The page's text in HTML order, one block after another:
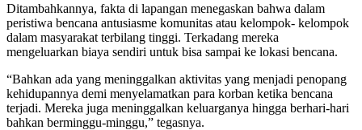
Ditambahkannya, fakta di lapangan menegaskan bahwa dalam
peristiwa bencana antusiasme komunitas atau kelompok- kelompok
dalam masyarakat terbilang tinggi. Terkadang mereka
mengeluarkan biaya sendiri untuk bisa sampai ke lokasi bencana.
“Bahkan ada yang meninggalkan aktivitas yang menjadi penopang
kehidupannya demi menyelamatkan para korban ketika bencana
terjadi. Mereka juga meninggalkan keluarganya hingga berhari-hari
bahkan berminggu-minggu,” tegasnya.